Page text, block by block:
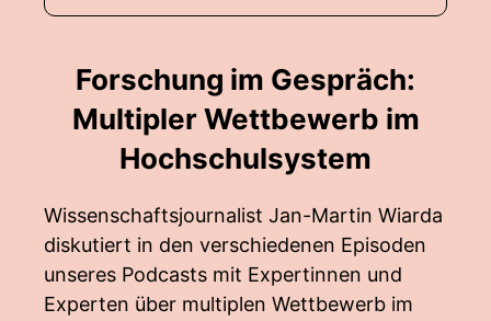
Forschung im Gespräch:
Multipler Wettbewerb im
Hochschulsystem
Wissenschaftsjournalist Jan-Martin Wiarda
diskutiert in den verschiedenen Episoden
unseres Podcasts mit Expertinnen und
Experten über multiplen Wettbewerb im